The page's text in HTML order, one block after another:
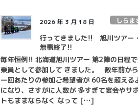
2026 年 3 月 18 日 しらま
行ってきました!! 旭川ツアー
無事終了!!
毎年恒例!! 北海道旭川ツアー 第2陣の日程
乗員として参加して きました。 数年前から
一回あたりの参加ご希望者が 60名を超える
になり、さすがに人数が 多すぎて宴会やサ
トもままならなく なって […]